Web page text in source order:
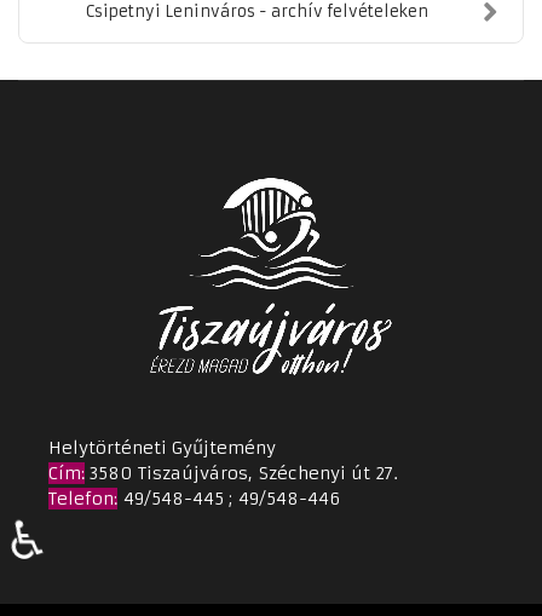
Csipetnyi Leninváros - archív felvételeken
Helytörténeti Gyűjtemény
Cím: 3580 Tiszaújváros, Széchenyi út 27.
Telefon: 49/548-445 ; 49/548-446